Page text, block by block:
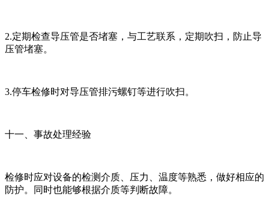
2.定期检查导压管是否堵塞，与工艺联系，定期吹扫，防止导
压管堵塞。
3.停车检修时对导压管排污螺钉等进行吹扫。
十一、事故处理经验
检修时应对设备的检测介质、压力、温度等熟悉，做好相应的
防护。同时也能够根据介质等判断故障。